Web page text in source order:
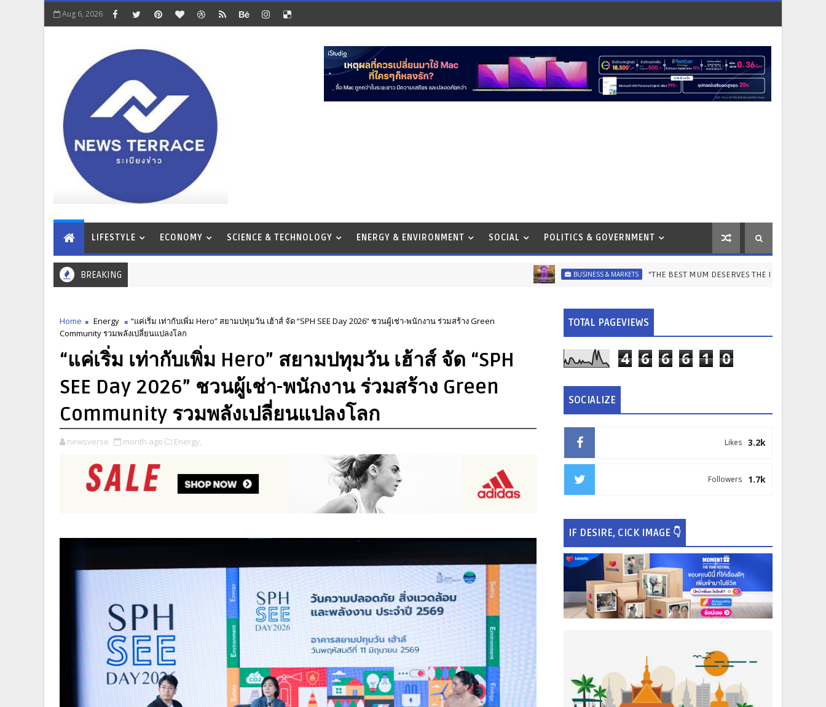
Aug 6, 2026
LIFESTYLE ECONOMY SCIENCE & TECHNOLOGY ENERGY & ENVIRONMENT SOCIAL POLITICS & GOVERNMENT
BREAKING BUSINESS & MARKETS “THE BEST MUM DESERVES THE BEST” ไอคอนสยามชวนลูก
Home Energy
“แค่เริ่ม เท่ากับเพิ่ม Hero” สยามปทุมวัน เฮ้าส์ จัด “SPH SEE Day 2026” ชวนผู้เช่า-พนักงาน ร่วมสร้าง Green
Community รวมพลังเปลี่ยนแปลงโลก
“แค่เริ่ม เท่ากับเพิ่ม Hero” สยามปทุมวัน เฮ้าส์ จัด “SPH
SEE Day 2026” ชวนผู้เช่า-พนักงาน ร่วมสร้าง Green
Community รวมพลังเปลี่ยนแปลงโลก
newsverse month ago Energy,
TOTAL PAGEVIEWS
4 6 6 6 1 0
SOCIALIZE
3.2k
Likes
1.7k
Followers
IF DESIRE, CICK IMAGE 👇